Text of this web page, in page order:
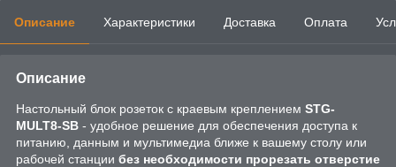
Описание Характеристики Доставка Оплата
Описание
Настольный блок розеток с краевым креплением STG-
MULT8-SB - удобное решение для обеспечения доступа к
питанию, данным и мультимедиа ближе к вашему столу или
рабочей станции без необходимости прорезать отверстие